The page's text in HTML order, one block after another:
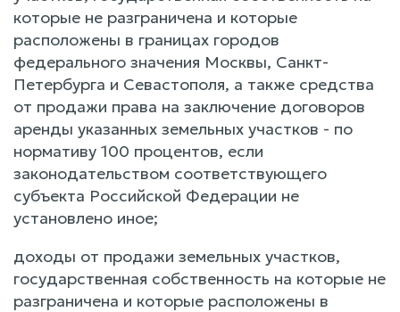
которые не разграничена и которые
расположены в границах городов
федерального значения Москвы, Санкт-
Петербурга и Севастополя, а также средства
от продажи права на заключение договоров
аренды указанных земельных участков - по
нормативу 100 процентов, если
законодательством соответствующего
субъекта Российской Федерации не
установлено иное;
доходы от продажи земельных участков,
государственная собственность на которые не
разграничена и которые расположены в